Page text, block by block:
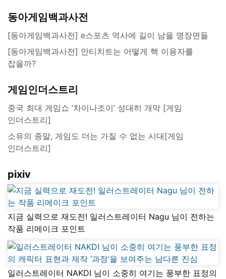
동아게임백과사전
[동아게임백과사전] e스포츠 역사에 길이 남을 명장면들
[동아게임백과사전] 안티치트는 어떻게 핵 이용자를
잡을까?
게임인더스트리
중국 최대 게임쇼 ‘차이나조이’ 성대히 개막 [게임
인더스트리]
소유의 종말, 게임도 더는 가질 수 없는 시대[게임
인더스트리]
pixiv
지금 실력으로 재도전! 일러스트레이터 Nagu 님이 전하는
작품 리메이크 포인트
일러스트레이터 NAKDI 님이 소중히 여기는 풍부한 표정의